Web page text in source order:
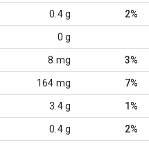
0.4 g 2%
0 g
8 mg 3%
164 mg 7%
3.4 g 1%
0.4 g 2%